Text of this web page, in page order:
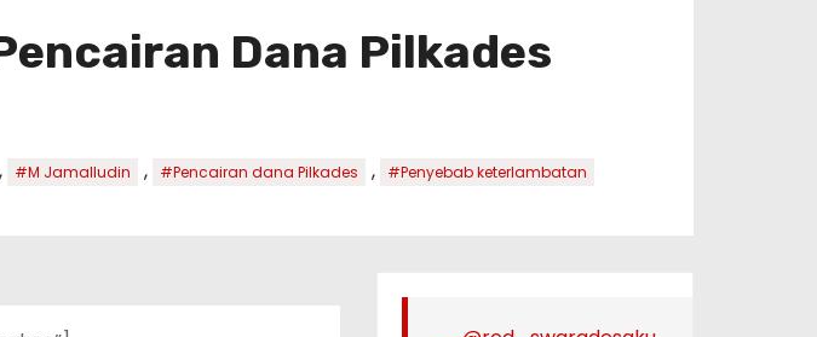
Dana Pilkades
, #M Jamalludin , #Pencairan dana Pilkades , #Penyebab keterlambatan